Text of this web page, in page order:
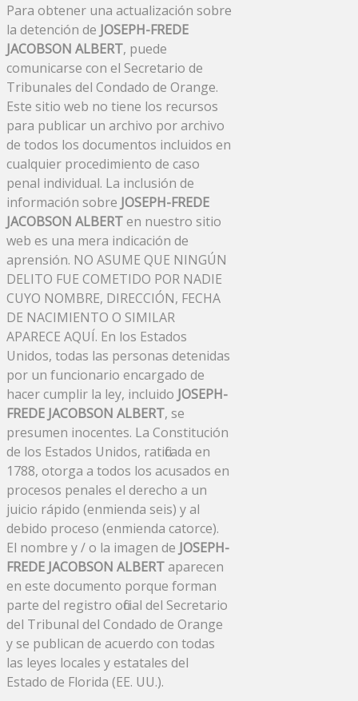
Para obtener una actualización sobre
la detención de JOSEPH-FREDE
JACOBSON ALBERT, puede
comunicarse con el Secretario de
Tribunales del Condado de Orange.
Este sitio web no tiene los recursos
para publicar un archivo por archivo
de todos los documentos incluidos en
cualquier procedimiento de caso
penal individual. La inclusión de
información sobre JOSEPH-FREDE
JACOBSON ALBERTen nuestro sitio
web es una mera indicación de
aprensión. NO ASUME QUE NINGÚN
DELITO FUE COMETIDO POR NADIE
CUYO NOMBRE, DIRECCIÓN, FECHA
DE NACIMIENTO O SIMILAR
APARECE AQUÍ. En los Estados
Unidos, todas las personas detenidas
por un funcionario encargado de
hacer cumplir la ley, incluido JOSEPH-
FREDE JACOBSON ALBERT, se
presumen inocentes. La Constitución
de los Estados Unidos, ratificada en
1788, otorga a todos los acusados ​​en
procesos penales el derecho a un
juicio rápido (enmienda seis) y al
debido proceso (enmienda catorce).
El nombre y / o la imagen de JOSEPH-
FREDE JACOBSON ALBERTaparecen
en este documento porque forman
parte del registro oficial del Secretario
del Tribunal del Condado de Orange
y se publican de acuerdo con todas
las leyes locales y estatales del
Estado de Florida (EE. UU.).